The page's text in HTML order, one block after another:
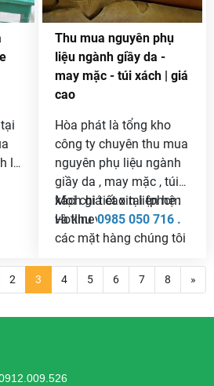
lý
Thu mua nguyên phụ
liệu ngành giầy da -
may mặc - túi xách | giá
cao
Hòa phát là tổng kho
công ty chuyên thu mua
nguyên phụ liệu ngành
giầy da , may mặc , túi
xách giá cao tại tphcm
và khu vực phía nam .
các mặt hàng chúng tôi
thu mua da bò , da heo ,
da cừu , da cá sấu , thu
mua simili , thu mua vải
Mọi chi tiết xin liện hệ :
Hotline 0985 050 716 .
2 3 4 5 6 7 8 »